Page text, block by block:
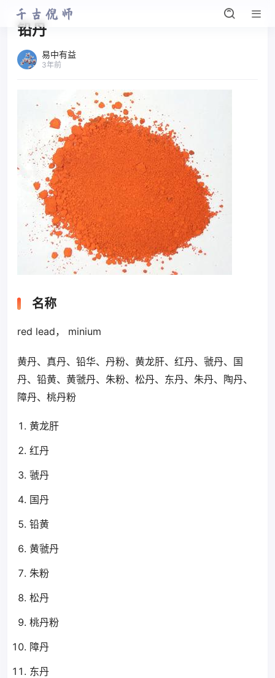
铅丹
易中有益
3年前
名称
red lead， minium
黄丹、真丹、铅华、丹粉、黄龙肝、红丹、虢丹、国
丹、铅黄、黄虢丹、朱粉、松丹、东丹、朱丹、陶丹、
障丹、桃丹粉
黄龙肝
红丹
虢丹
国丹
铅黄
黄虢丹
朱粉
松丹
桃丹粉
障丹
东丹